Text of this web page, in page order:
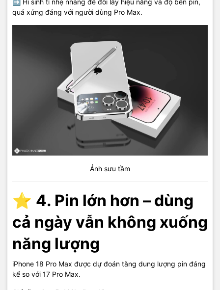
➡ Hi sinh tí nhẹ nhàng để đổi lấy hiệu năng và độ bền pin,
quá xứng đáng với người dùng Pro Max.
Ảnh sưu tầm
⭐ 4. Pin lớn hơn – dùng
cả ngày vẫn không xuống
năng lượng
iPhone 18 Pro Max được dự đoán tăng dung lượng pin đáng
kể so với 17 Pro Max.